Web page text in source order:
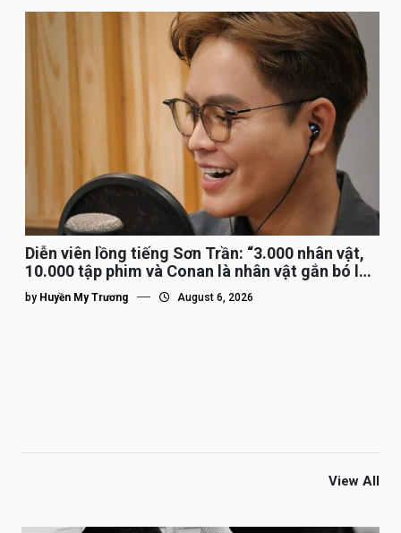
Diễn viên lồng tiếng Sơn Trần: “3.000 nhân vật,
10.000 tập phim và Conan là nhân vật gắn bó lâu
nhất”
by Huyền My Trương August 6, 2026
View All